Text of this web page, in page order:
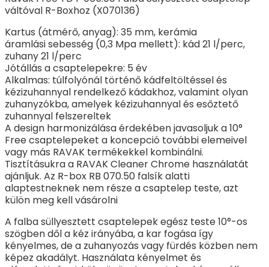
váltóval R-Boxhoz (X070136)
Kartus (átmérő, anyag): 35 mm, kerámia
áramlási sebesség (0,3 Mpa mellett): kád 21 l/perc,
zuhany 21 l/perc
Jótállás a csaptelepekre: 5 év
Alkalmas: túlfolyónál történő kádfeltöltéssel és
kézizuhannyal rendelkező kádakhoz, valamint olyan
zuhanyzókba, amelyek kézizuhannyal és esőztető
zuhannyal felszereltek
A design harmonizálása érdekében javasoljuk a 10°
Free csaptelepeket a koncepció további elemeivel
vagy más RAVAK termékekkel kombinálni.
Tisztításukra a RAVAK Cleaner Chrome használatát
ajánljuk. Az R-box RB 070.50 falsík alatti
alaptestneknek nem része a csaptelep teste, azt
külön meg kell vásárolni
A falba süllyesztett csaptelepek egész teste 10°-os
szögben dől a kéz irányába, a kar fogása így
kényelmes, de a zuhanyozás vagy fürdés közben nem
képez akadályt. Használata kényelmet és